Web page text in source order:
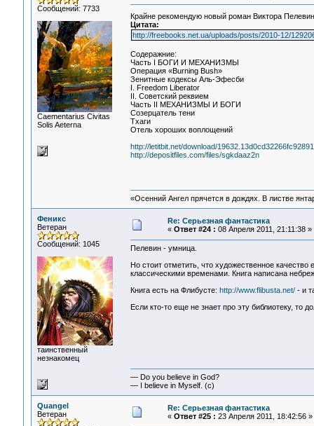
Сообщений: 7733
Сaementarius Civitas
Solis Aeterna
Крайне рекомендую новый роман Виктора
Цитата:
http://freebooks.net.ua/uploads/posts/2010-12/
Содеражние:
Часть I БОГИ И МЕХАНИЗМЫ
Операция «Burning Вush»
Зенитные кодексы Аль-Эфесби
I. Freedom Liberator
II. Советский реквием
Часть II МЕХАНИЗМЫ И БОГИ
Созерцатель тени
Тхаги
Отель хороших воплощений
http://letitbit.net/download/
http://depositfiles.com/files/sgkdaaz2n
«Осенний Ангел прячется в дождях. В листве
Феникс
Ветеран
Сообщений: 1045
таинственный
незнакомец
Re: Серьезная фантастика
« Ответ #24 : 08 Апреля 2011, 21:11:38 »
Пелевин - умница.
Но стоит отметить, что художественное
классическими временами. Книга написана
Книга есть на Флибусте: http://www.flibusta.net/- и
Если кто-то еще не знает про эту библиотеку, то
— Do you believe in God?
— I believe in Myself. (c)
Quangel
Ветеран
Re: Серьезная фантастика
« Ответ #25 : 23 Апреля 2011, 18:42:56 »